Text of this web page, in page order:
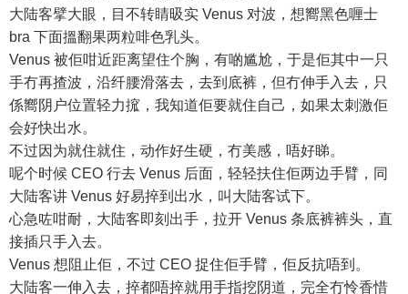
大陆客擘大眼，目不转睛昅实 Venus 对波，想嚮黑色喱士
bra 下面搵翻果两粒啡色乳头。
Venus 被佢咁近距离望住个胸，有啲尴尬，于是佢其中一只
手冇再揸波，沿纤腰滑落去，去到底裤，但冇伸手入去，只
係嚮阴户位置轻力搲，我知道佢要就住自己，如果太刺激佢
会好快出水。
不过因为就住就住，动作好生硬，冇美感，唔好睇。
呢个时候 CEO 行去 Venus 后面，轻轻扶住佢两边手臂，同
大陆客讲 Venus 好易捽到出水，叫大陆客试下。
心急咗咁耐，大陆客即刻出手，拉开 Venus 条底裤裤头，直
接插只手入去。
Venus 想阻止佢，不过 CEO 捉住佢手臂，佢反抗唔到。
大陆客一伸入去，捽都唔捽就用手指挖阴道，完全冇怜香惜